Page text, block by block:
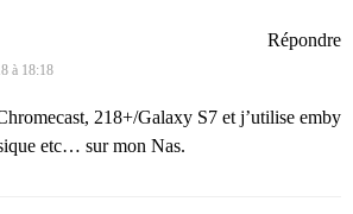
à 18:18
218+/Galaxy S7 et j’utilise emby
etc… sur mon Nas.
Répondre